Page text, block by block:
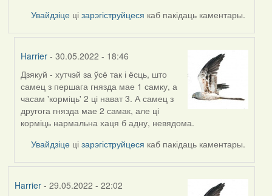
Увайдзіце цізарэгіструйцеся каб пакідаць каментары.
Harrier - 30.05.2022 - 18:46
In
reply
to
by
ZNR
Дзякуй - хутчэй за ўсё так і ёсць, што
самец з першага гнязда мае 1 самку, а
часам 'корміць' 2 ці нават 3. А самец з
другога гнязда мае 2 самак, але ці
корміць нармальна хаця б адну, невядома.
Увайдзіце цізарэгіструйцеся каб пакідаць каментары.
Harrier- 29.05.2022 - 22:02